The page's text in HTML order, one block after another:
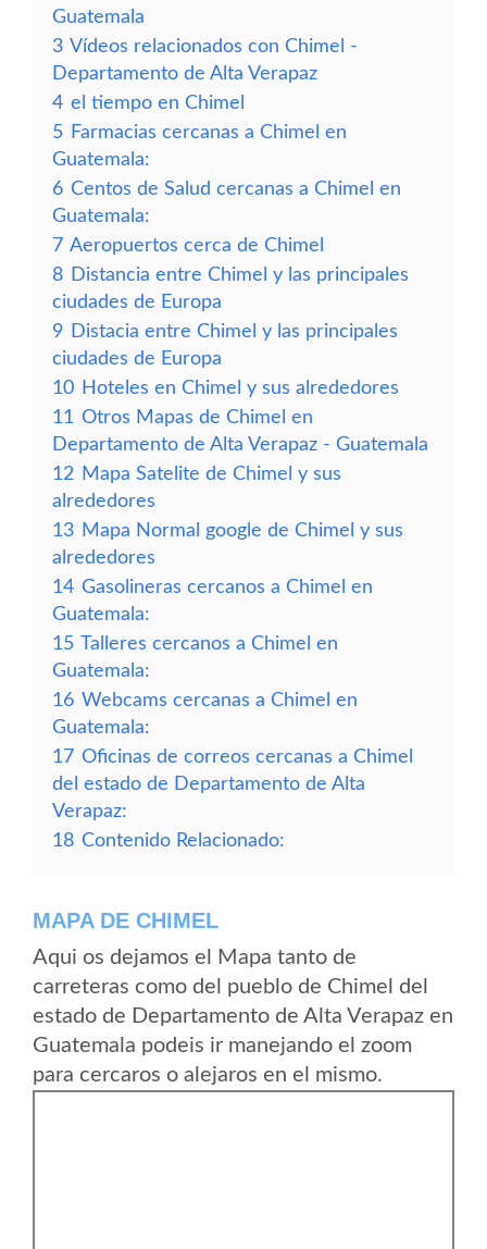
Guatemala
3 Vídeos relacionados con Chimel -
Departamento de Alta Verapaz
4 el tiempo en Chimel
5 Farmacias cercanas a Chimel en
Guatemala:
6 Centos de Salud cercanas a Chimel en
Guatemala:
7 Aeropuertos cerca de Chimel
8 Distancia entre Chimel y las principales
ciudades de Europa
9 Distacia entre Chimel y las principales
ciudades de Europa
10 Hoteles en Chimel y sus alrededores
11 Otros Mapas de Chimel en
Departamento de Alta Verapaz - Guatemala
12 Mapa Satelite de Chimel y sus
alrededores
13 Mapa Normal google de Chimel y sus
alrededores
14 Gasolineras cercanos a Chimel en
Guatemala:
15 Talleres cercanos a Chimel en
Guatemala:
16 Webcams cercanas a Chimel en
Guatemala:
17 Oficinas de correos cercanas a Chimel
del estado de Departamento de Alta
Verapaz:
18 Contenido Relacionado:
MAPA DE CHIMEL
Aqui os dejamos el Mapa tanto de
carreteras como del pueblo de Chimel del
estado de Departamento de Alta Verapaz en
Guatemala podeis ir manejando el zoom
para cercaros o alejaros en el mismo.